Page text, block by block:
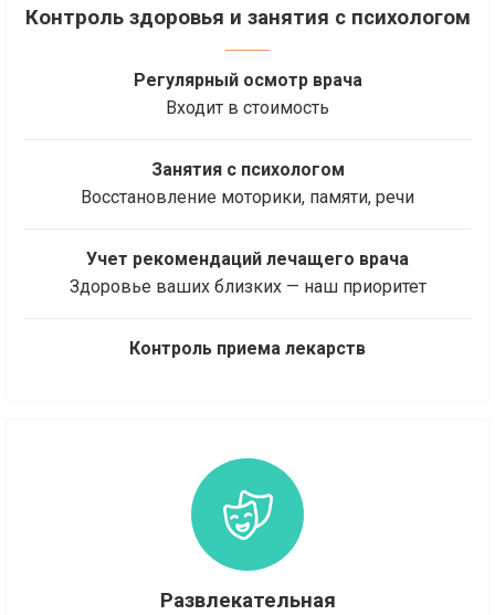
Контроль здоровья и занятия с психологом
Регулярный осмотр врача
Входит в стоимость
Занятия с психологом
Восстановление моторики, памяти, речи
Учет рекомендаций лечащего врача
Здоровье ваших близких — наш приоритет
Контроль приема лекарств
Развлекательная